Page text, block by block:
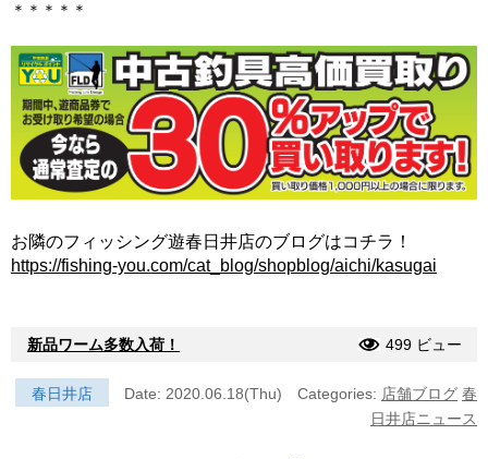
＊＊＊＊＊
お隣のフィッシング遊春日井店のブログはコチラ！
https://fishing-you.com/cat_blog/shopblog/aichi/kasugai
新品ワーム多数入荷！ 499 ビュー
春日井店 Date: 2020.06.18(Thu) Categories: 店舗ブログ 春
日井店ニュース